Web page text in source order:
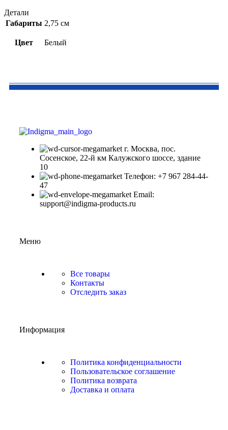
Детали
Габариты 2,75 см
Цвет Белый
г. Москва, пос.
Сосенское, 22-й км Калужского шоссе, здание
10
Телефон: +7 967 284-44-
47
Email:
support@indigma-products.ru
Меню
Все товары
Контакты
Отследить заказ
Информация
Политика конфиденциальности
Пользовательское соглашение
Политика возврата
Доставка и оплата